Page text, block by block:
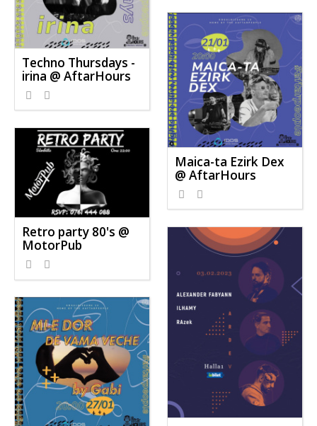
Techno Thursdays -
irina @ AftarHours
Maica-ta Ezirk Dex
@ AftarHours
Retro party 80's @
MotorPub